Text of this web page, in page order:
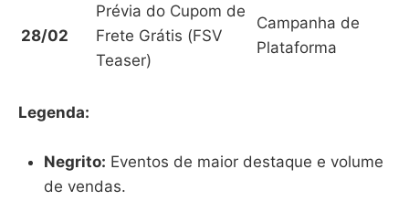
28/02
Prévia do Cupom de
Frete Grátis (FSV
Teaser)
Campanha de
Plataforma
Legenda:
Negrito: Eventos de maior destaque e volume
de vendas.